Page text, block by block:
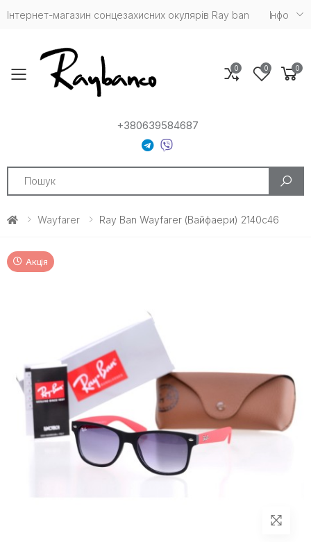
Інтернет-магазин сонцезахисних окулярів Ray ban Iнфо
Toggle mobile menu
+380639584687
Search
0 0 0
Wayfarer Ray Ban Wayfarer (Вайфаери) 2140c46
Акція